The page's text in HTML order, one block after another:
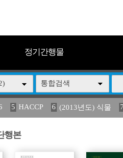
정기간행물
통합검색
5 HACCP 6 (2013년도) 식물 7
) 식 14 구제역 15 媛 異 16
행본